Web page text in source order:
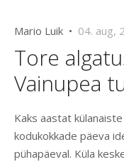
Mario Luik • 04. aug,
Tore
Vainupea
Kaks aastat
kodukokkade päeva
pühapäeval. Küla